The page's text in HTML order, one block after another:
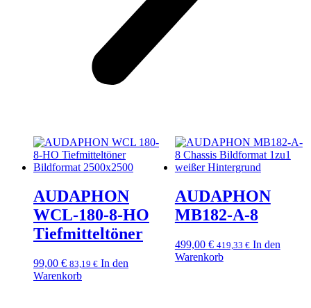
AUDAPHON
WCL-180-8-HO
Tiefmitteltöner
99,00 € 83,19 € In den
Warenkorb
AUDAPHON
MB182-A-8
499,00 € 419,33 € In den
Warenkorb